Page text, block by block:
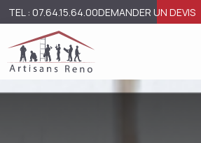
TEL : 07.64.15.64.00DEMANDER UN DEVIS